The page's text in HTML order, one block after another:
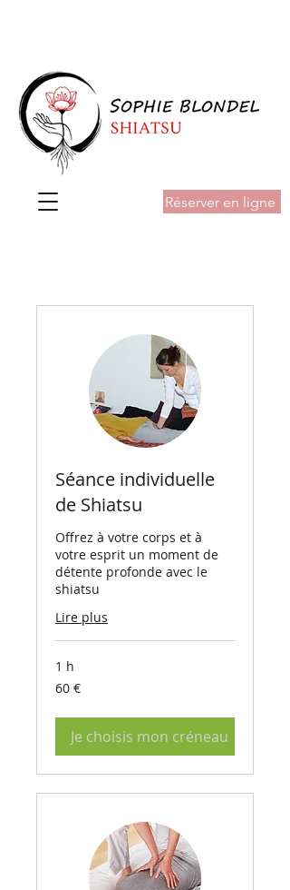
Réserver en ligne
Séance individuelle
de Shiatsu
Offrez à votre corps et à
votre esprit un moment de
détente profonde avec le
shiatsu
Lire plus
1 h
60
euros
60 €
Je choisis mon créneau